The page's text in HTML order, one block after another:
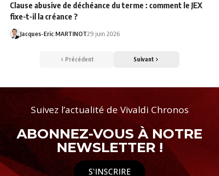
Clause abusive de déchéance du terme : comment le JEX
fixe-t-il la créance ?
Jacques-Eric MARTINOT29 juin 2026
Précédent Suivant
Suivez l’actualité de Vivaldi Chronos
ABONNEZ-VOUS À NOTRE
NEWSLETTER !
S'INSCRIRE